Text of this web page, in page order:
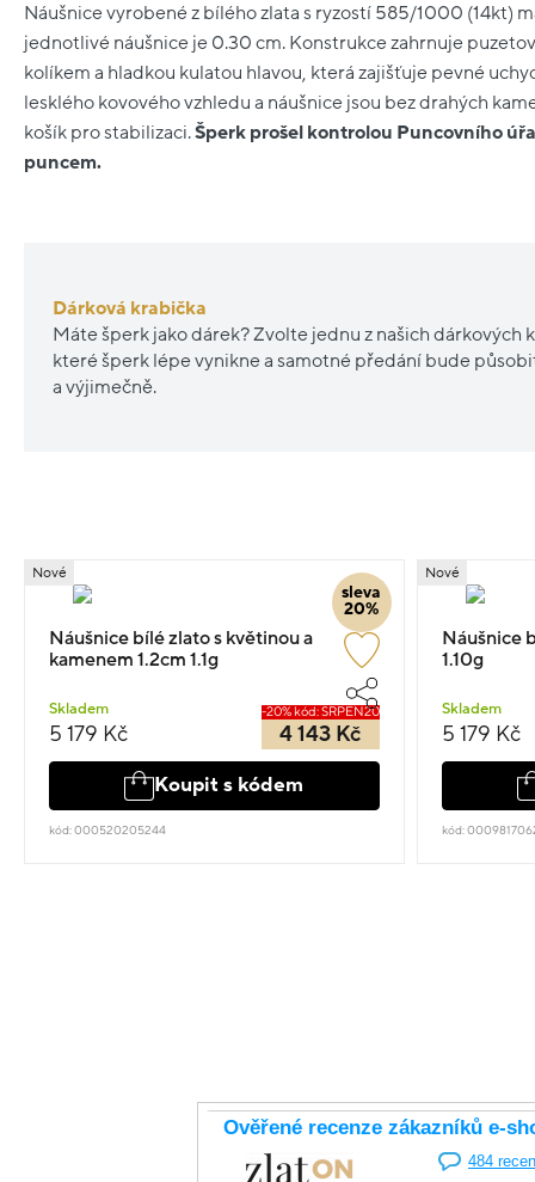
Náušnice vyrobené z bílého zlata s ryzostí 585/1000 (14kt)
jednotlivé náušnice je 0.30 cm. Konstrukce zahrnuje
kolíkem a hladkou kulatou hlavou, která zajišťuje pevné
lesklého kovového vzhledu a náušnice jsou bez drahých
košík pro stabilizaci.Šperk prošel kontrolou Puncovního
puncem.
Dárková krabička
Máte šperk jako dárek? Zvolte jednu z našich dárkových
které šperk lépe vynikne a samotné předání bude
a výjimečně.
sleva
20%
Nové
Náušnice bílé zlato s květinou a
kamenem 1.2cm 1.1g
Skladem
5 179 Kč
-20% kód: SRPEN20
4 143 Kč
Koupit s kódem
kód: 000520205244
Nové
Náušnice
1.10g
Skladem
5 179 Kč
kód: